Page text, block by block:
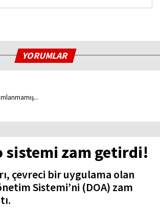
YORUMLAR
sistemi zam getirdi!
çevreci bir uygulama olan
Sistemi’ni (DOA) zam